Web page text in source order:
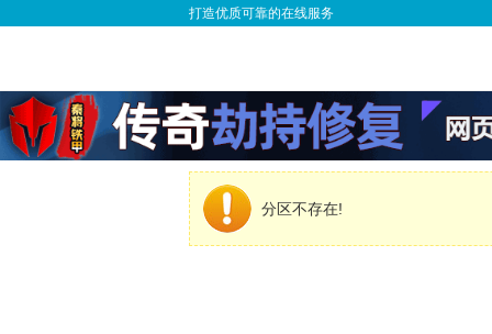
打造优质可靠的在线服务
分区不存在!